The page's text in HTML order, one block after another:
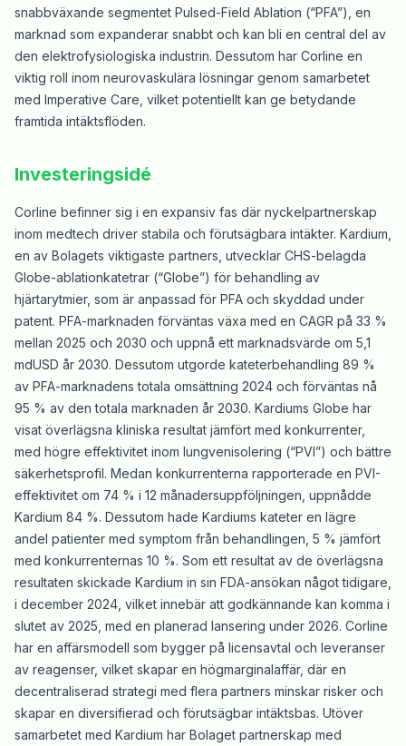
snabbväxande segmentet Pulsed-Field Ablation (“PFA”), en
marknad som expanderar snabbt och kan bli en central del av
den elektrofysiologiska industrin. Dessutom har Corline en
viktig roll inom neurovaskulära lösningar genom samarbetet
med Imperative Care, vilket potentiellt kan ge betydande
framtida intäktsflöden.
Investeringsidé
Corline befinner sig i en expansiv fas där nyckelpartnerskap
inom medtech driver stabila och förutsägbara intäkter. Kardium,
en av Bolagets viktigaste partners, utvecklar CHS-belagda
Globe-ablationkatetrar (“Globe”) för behandling av
hjärtarytmier, som är anpassad för PFA och skyddad under
patent. PFA-marknaden förväntas växa med en CAGR på 33 %
mellan 2025 och 2030 och uppnå ett marknadsvärde om 5,1
mdUSD år 2030. Dessutom utgorde kateterbehandling 89 %
av PFA-marknadens totala omsättning 2024 och förväntas nå
95 % av den totala marknaden år 2030. Kardiums Globe har
visat överlägsna kliniska resultat jämfört med konkurrenter,
med högre effektivitet inom lungvenisolering (“PVI”) och bättre
säkerhetsprofil. Medan konkurrenterna rapporterade en PVI-
effektivitet om 74 % i 12 månadersuppföljningen, uppnådde
Kardium 84 %. Dessutom hade Kardiums kateter en lägre
andel patienter med symptom från behandlingen, 5 % jämfört
med konkurrenternas 10 %. Som ett resultat av de överlägsna
resultaten skickade Kardium in sin FDA-ansökan något tidigare,
i december 2024, vilket innebär att godkännande kan komma i
slutet av 2025, med en planerad lansering under 2026. Corline
har en affärsmodell som bygger på licensavtal och leveranser
av reagenser, vilket skapar en högmarginalaffär, där en
decentraliserad strategi med flera partners minskar risker och
skapar en diversifierad och förutsägbar intäktsbas. Utöver
samarbetet med Kardium har Bolaget partnerskap med